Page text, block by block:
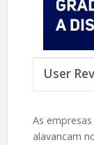
User
As
alavancam